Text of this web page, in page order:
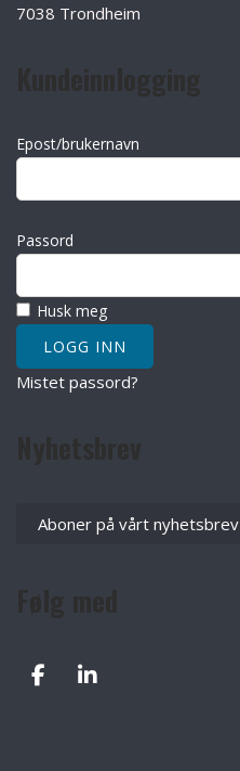
7038 Trondheim
Epost/brukernavn
Passord
Husk meg
Mistet passord?
Aboner på vårt nyhetsbrev